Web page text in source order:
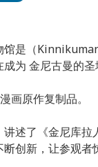
馆是（
为 金尼古曼的圣
画原作复制品。
述了《金尼库拉
创新，让参观者